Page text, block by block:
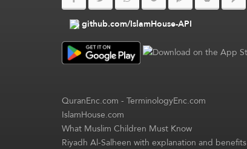
github.com/IslamHouse-API
QuranEnc.com-TerminologyEnc.com
IslamHouse.com
What Muslim Children Must Know
Riyadh Al-Salheen with explanation and benefits